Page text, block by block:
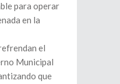
para operar
en la
el
Municipal
que